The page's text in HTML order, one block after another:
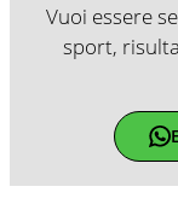
Vuoi essere
sport,